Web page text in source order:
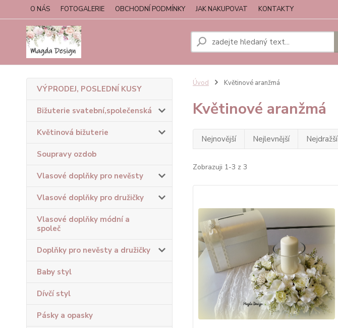
O NÁS FOTOGALERIE OBCHODNÍ PODMÍNKY JAK NAKUPOVAT KONTAKTY
VÝPRODEJ, POSLEDNÍ KUSY
Bižuterie svatební,společenská
Květinová bižuterie
Soupravy ozdob
Vlasové doplňky pro nevěsty
Vlasové doplňky pro družičky
Vlasové doplňky módní a
společ
Doplňky pro nevěsty a družičky
Baby styl
Dívčí styl
Pásky a opasky
Úvod Květinové aranžmá
Květinové aranžmá
Nejnovější Nejlevnější Nejdražší
Zobrazuji 1-3 z 3